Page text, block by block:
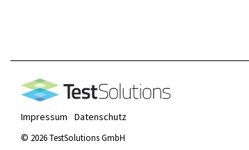
Impressum Datenschutz
© 2026 TestSolutions GmbH